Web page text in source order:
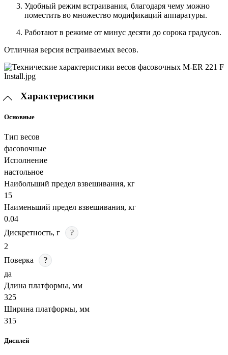
Удобный режим встраивания, благодаря чему можно
поместить во множество модификаций аппаратуры.
Работают в режиме от минус десяти до сорока градусов.
Отличная версия встраиваемых весов.
Характеристики
Основные
Тип весов
фасовочные
Исполнение
настольное
Наибольший предел взвешивания, кг
15
Наименьший предел взвешивания, кг
0.04
Дискретность, г
?
2
Поверка
?
да
Длина платформы, мм
325
Ширина платформы, мм
315
Дисплей